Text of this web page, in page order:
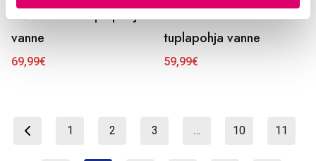
1-V Shimano tuplapohja
vanne
69,99€
7-v kiertein 28″
tuplapohja vanne
59,99€
1 2 3 … 10 11